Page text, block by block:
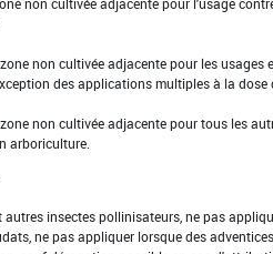
non cultivée adjacente pour les usages
des applications multiples à la
non cultivée adjacente pour tous les
arboriculture.
autres insectes pollinisateurs, ne pas
ne pas appliquer lorsque des